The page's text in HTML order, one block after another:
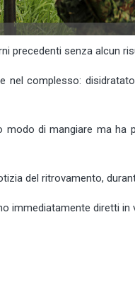
precedenti senza alcun
nel complesso:
di mangiare ma
del ritrovamento,
immediatamente diretti in